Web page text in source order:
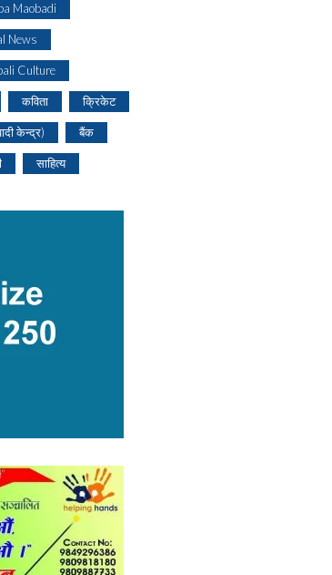
Maobadi
News
Culture
कविता क्रिकेट
केन्द्र) बैंक
साहित्य